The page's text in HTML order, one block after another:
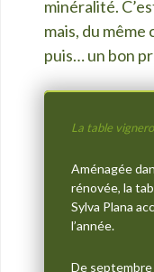
minéralité.
mais, du même
puis… un bon
La table
Aménagée
rénovée, la
Sylva Plana
l’année.
De septembre